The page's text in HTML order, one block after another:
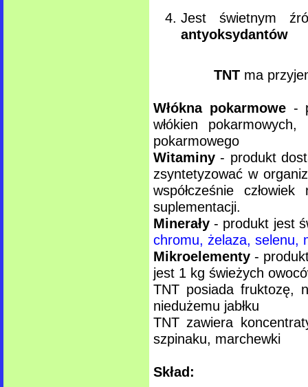
Jest świetnym
antyoksydantów
TNT ma
Włókna pokarmowe-
włókien
pokarmowego
Witaminy - produkt
zsyntetyzować w
współcześnie
suplementacji.
Minerały - produkt jest
chromu, żelaza, selenu,
Mikroelementy -
jest 1 kg świeżych
TNT posiada fruktozę,
niedużemu jabłku
TNT zawiera
szpinaku, marchewki
Skład: